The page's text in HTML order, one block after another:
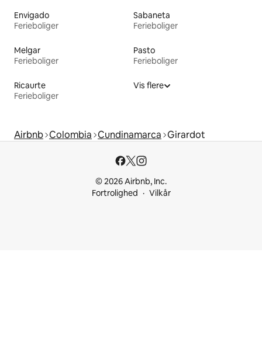
Envigado
Ferieboliger
Sabaneta
Ferieboliger
Melgar
Ferieboliger
Pasto
Ferieboliger
Ricaurte
Ferieboliger
Vis flere
Airbnb Colombia Cundinamarca Girardot
© 2026 Airbnb, Inc.
Fortrolighed
Vilkår